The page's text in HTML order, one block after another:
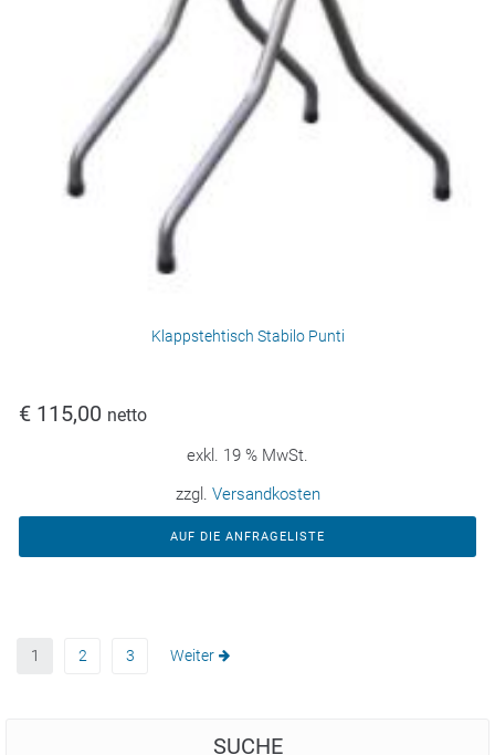
Klappstehtisch Stabilo Punti
€ 115,00 netto
exkl. 19 % MwSt.
zzgl. Versandkosten
AUF DIE ANFRAGELISTE
1 2 3 Weiter
SUCHE